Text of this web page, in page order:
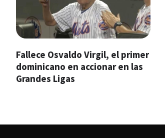
Fallece Osvaldo Virgil, el primer
dominicano en accionar en las
Grandes Ligas